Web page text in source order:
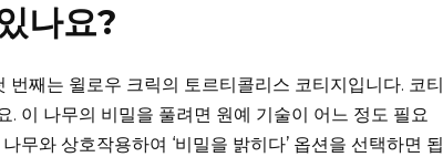
나요?
째는 윌로우 크릭의 토르티콜리스 코티지입니다. 코티
이 나무의 비밀을 풀려면 원예 기술이 어느 정도 필요
무와 상호작용하여 ‘비밀을 밝히다’ 옵션을 선택하면 됩